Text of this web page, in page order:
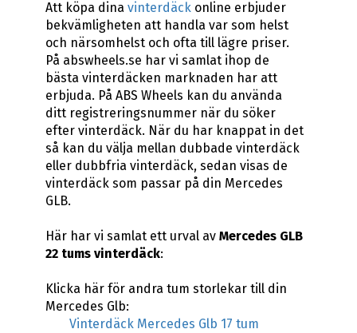
Att köpa dina vinterdäckonline erbjuder
bekvämligheten att handla var som helst
och närsomhelst och ofta till lägre priser.
På abswheels.se har vi samlat ihop de
bästa vinterdäcken marknaden har att
erbjuda. På ABS Wheels kan du använda
ditt registreringsnummer när du söker
efter vinterdäck. När du har knappat in det
så kan du välja mellan dubbade vinterdäck
eller dubbfria vinterdäck, sedan visas de
vinterdäck som passar på din Mercedes
GLB.
Här har vi samlat ett urval av Mercedes GLB
22 tums vinterdäck:
Klicka här för andra tum storlekar till din
Mercedes Glb:
Vinterdäck Mercedes Glb 17 tum